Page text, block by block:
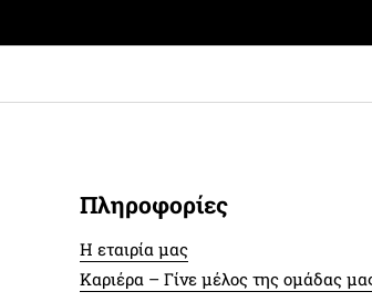
Πληροφορίες
Η εταιρία μας
Καριέρα – Γίνε μέλος της ομάδας